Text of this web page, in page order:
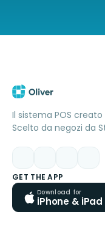
Il sistema POS
Scelto da negozi da
GET THE APP
Download for
iPhone & iPad